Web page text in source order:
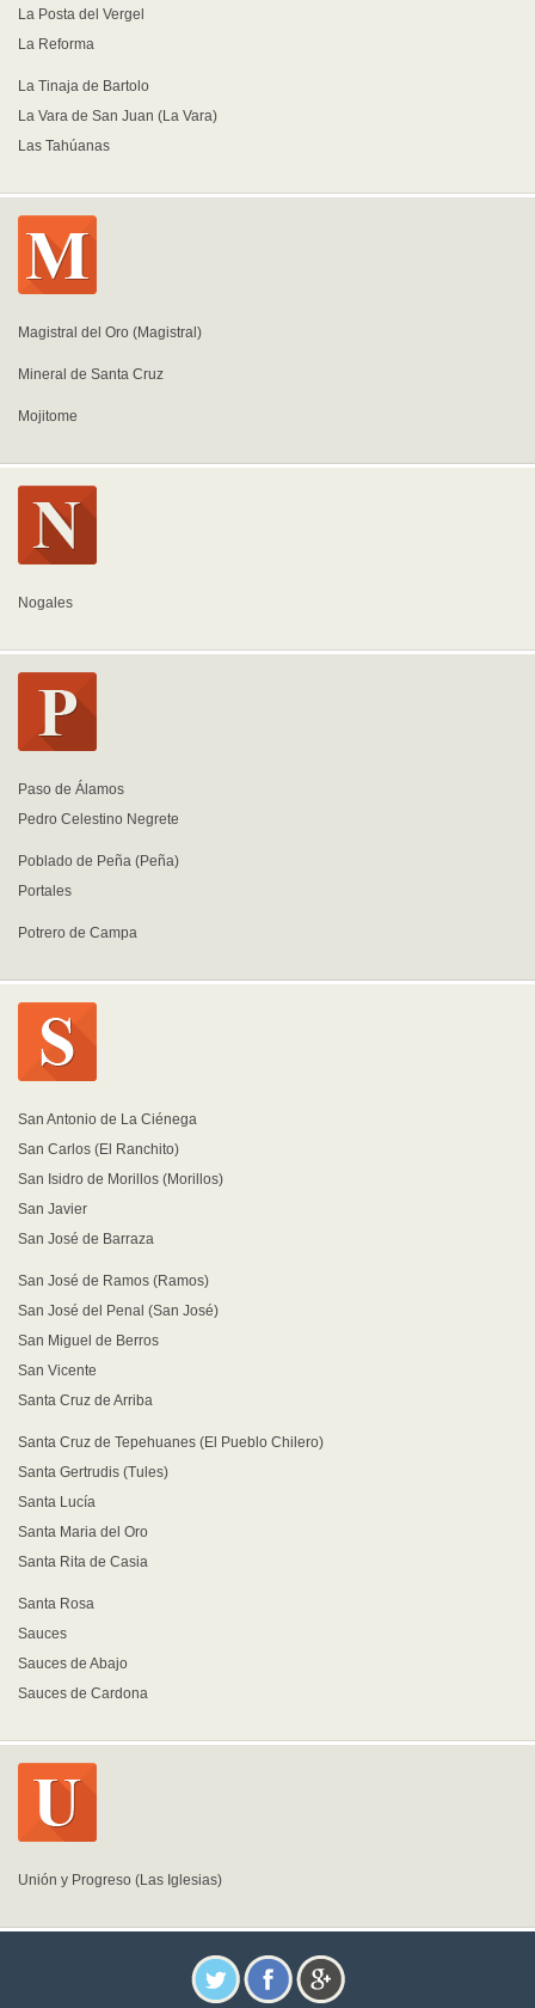
La Posta del Vergel
La Reforma
La Tinaja de Bartolo
La Vara de San Juan (La Vara)
Las Tahúanas
Magistral del Oro (Magistral)
Mineral de Santa Cruz
Mojitome
Nogales
Paso de Álamos
Pedro Celestino Negrete
Poblado de Peña (Peña)
Portales
Potrero de Campa
San Antonio de La Ciénega
San Carlos (El Ranchito)
San Isidro de Morillos (Morillos)
San Javier
San José de Barraza
San José de Ramos (Ramos)
San José del Penal (San José)
San Miguel de Berros
San Vicente
Santa Cruz de Arriba
Santa Cruz de Tepehuanes (El Pueblo Chilero)
Santa Gertrudis (Tules)
Santa Lucía
Santa Maria del Oro
Santa Rita de Casia
Santa Rosa
Sauces
Sauces de Abajo
Sauces de Cardona
Unión y Progreso (Las Iglesias)